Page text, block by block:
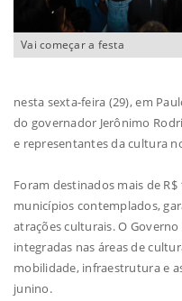
Vai começar a festa
nesta sexta-feira (29), em
do governador Jerônimo
e representantes da cultura
Foram destinados mais de
municípios contemplados,
atrações culturais. O
integradas nas áreas de
mobilidade, infraestrutura e
junino.